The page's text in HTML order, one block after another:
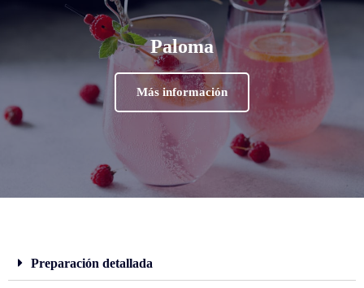
Paloma
Más información
Preparación detallada